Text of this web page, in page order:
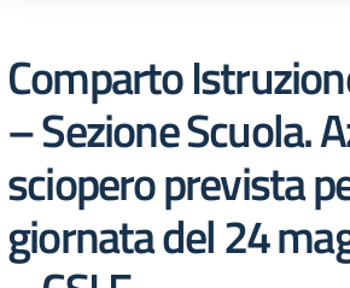
Comparto
– Sezione Scuola.
sciopero prevista
giornata del 24